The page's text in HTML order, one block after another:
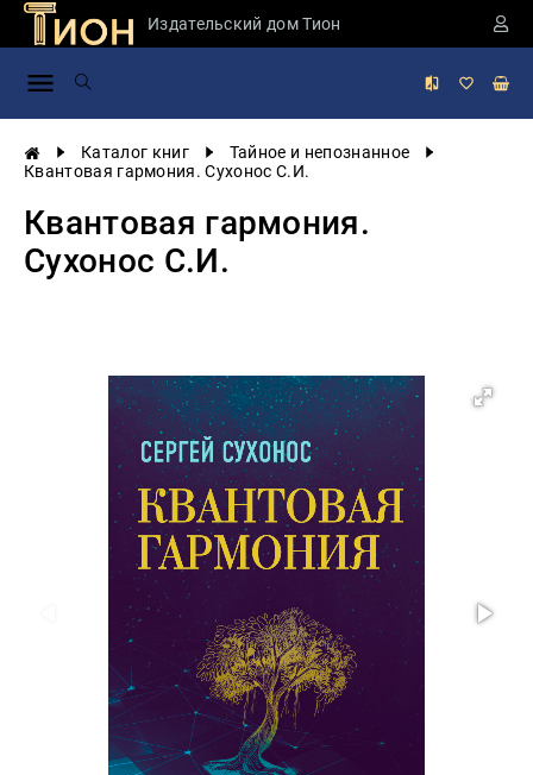
Издательский дом Тион
Каталог книг
Тайное и непознанное
Квантовая гармония. Сухонос С.И.
Квантовая гармония.
Сухонос С.И.
Занимательная
России
история
Экономика
Учебная
литература
будущего
Публицистика
Тайное и
непознанное
Философия
Военная
история